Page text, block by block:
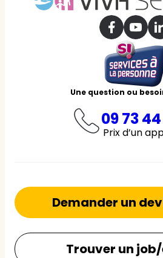
Une question ou
09 73
Prix d’un
Demander un
Trouver un